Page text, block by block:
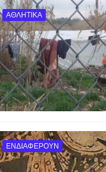
ΑΘΛΗΤΙΚΑ
ΕΝΔΙΑΦΕΡΟΥΝ